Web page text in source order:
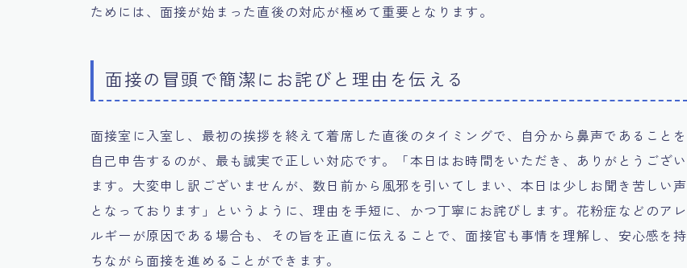
ためには、面接が始まった直後の対応が極めて重要となります。
面接の冒頭で簡潔にお詫びと理由を伝える
面接室に入室し、最初の挨拶を終えて着席した直後のタイミングで、自分から鼻声であることを
自己申告するのが、最も誠実で正しい対応です。「本日はお時間をいただき、ありがとうござい
ます。大変申し訳ございませんが、数日前から風邪を引いてしまい、本日は少しお聞き苦しい声
となっております」というように、理由を手短に、かつ丁寧にお詫びします。花粉症などのアレ
ルギーが原因である場合も、その旨を正直に伝えることで、面接官も事情を理解し、安心感を持
ちながら面接を進めることができます。